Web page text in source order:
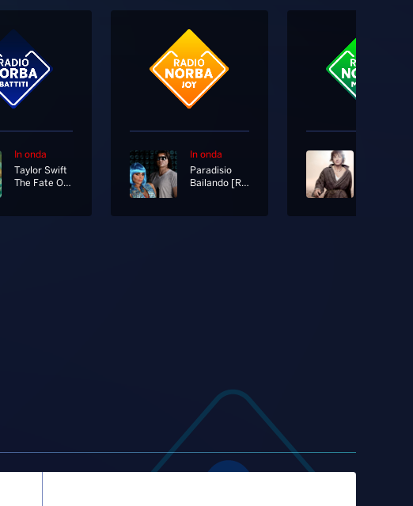
In onda
Taylor Swift
The Fate Of Ophelia
In onda
Paradisio
Bailando [Radio Version]